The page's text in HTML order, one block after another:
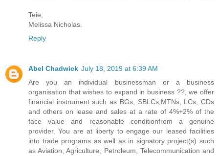
Teie,
Melissa Nicholas.
Reply
Abel Chadwick July 18, 2019 at 6:39 AM
Are you an individual businessman or a business
organisation that wishes to expand in business ??, we offer
financial instrument such as BGs, SBLCs,MTNs, LCs, CDs
and others on lease and sales at a rate of 4%+2% of the
face value and reasonable conditionfrom a genuine
provider. You are at liberty to engage our leased facilities
into trade programs as well as in signatory project(s) such
as Aviation, Agriculture, Petroleum, Telecommunication and